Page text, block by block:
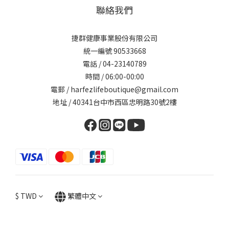
聯絡我們
捷群健康事業股份有限公司
統一編號 90533668
電話 / 04-23140789
時間 / 06:00-00:00
電郵 / harfezlifeboutique@gmail.com
地址 / 40341台中市西區忠明路30號2樓
$ TWD 繁體中文